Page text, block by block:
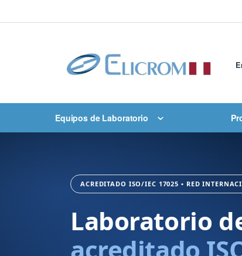
Equipos de Laboratorio
ACREDITADO ISO/IEC 17025 • RED
Laboratorio
acreditado